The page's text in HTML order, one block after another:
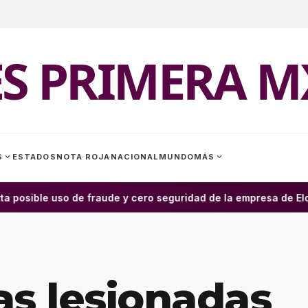
PRIMERA
expand_more ESTADOS NOTA ROJA NACIONAL MUNDOMÁS expand_more
uso de fraude y cero seguridad de la empresa de Elon